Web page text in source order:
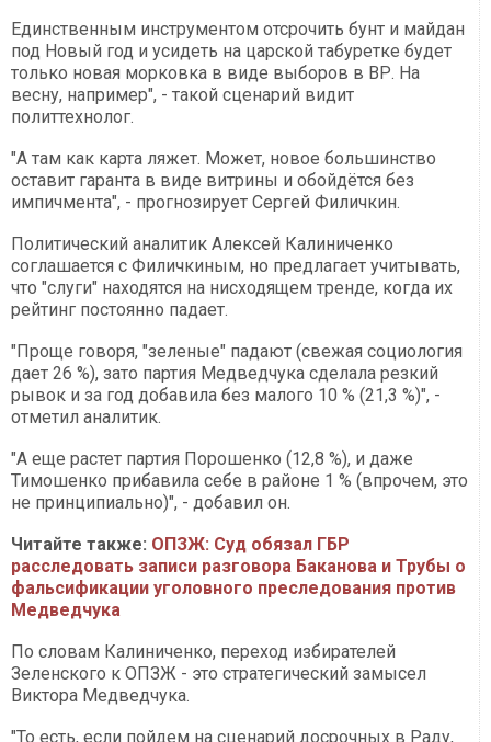
Единственным инструментом отсрочить бунт и майдан
под Новый год и усидеть на царской табуретке будет
только новая морковка в виде выборов в ВР. На
весну, например", - такой сценарий видит
политтехнолог.
"А там как карта ляжет. Может, новое большинство
оставит гаранта в виде витрины и обойдётся без
импичмента", - прогнозирует Сергей Филичкин.
Политический аналитик Алексей Калиниченко
соглашается с Филичкиным, но предлагает учитывать,
что "слуги" находятся на нисходящем тренде, когда их
рейтинг постоянно падает.
"Проще говоря, "зеленые" падают (свежая социология
дает 26 %), зато партия Медведчука сделала резкий
рывок и за год добавила без малого 10 % (21,3 %)", -
отметил аналитик.
"А еще растет партия Порошенко (12,8 %), и даже
Тимошенко прибавила себе в районе 1 % (впрочем, это
не принципиально)", - добавил он.
Читайте также: ОПЗЖ: Суд обязал ГБР
расследовать записи разговора Баканова и Трубы о
фальсификации уголовного преследования против
Медведчука
По словам Калиниченко, переход избирателей
Зеленского к ОПЗЖ - это стратегический замысел
Виктора Медведчука.
"То есть, если пойдем на сценарий досрочных в Раду,